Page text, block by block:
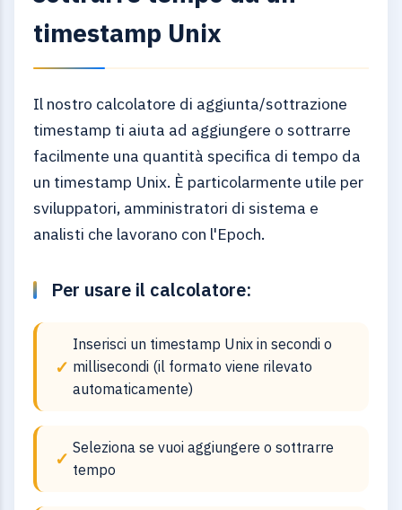
timestamp Unix
Il nostro calcolatore di aggiunta/sottrazione
timestamp ti aiuta ad aggiungere o sottrarre
facilmente una quantità specifica di tempo da
un timestamp Unix. È particolarmente utile per
sviluppatori, amministratori di sistema e
analisti che lavorano con l'Epoch.
Per usare il calcolatore:
Inserisci un timestamp Unix in secondi o
millisecondi (il formato viene rilevato
automaticamente)
Seleziona se vuoi aggiungere o sottrarre
tempo